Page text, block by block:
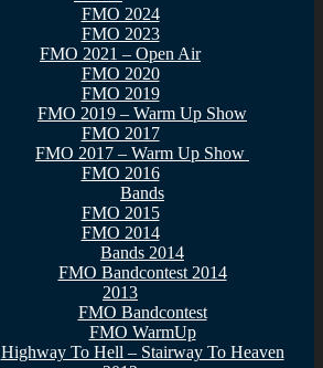
FMO 2024
FMO 2023
FMO 2021 – Open Air
FMO 2020
FMO 2019
FMO 2019 – Warm Up Show
FMO 2017
FMO 2017 – Warm Up Show
FMO 2016
Bands
FMO 2015
FMO 2014
Bands 2014
FMO Bandcontest 2014
2013
FMO Bandcontest
FMO WarmUp
Highway To Hell – Stairway To Heaven